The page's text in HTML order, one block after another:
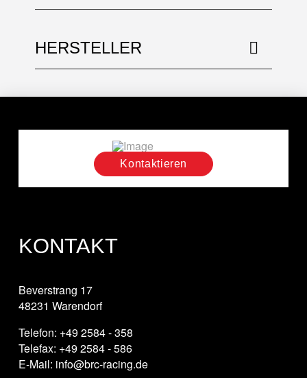
HERSTELLER
Kontaktieren
KONTAKT
Beverstrang 17
48231 Warendorf
Telefon: +49 2584 - 358
Telefax: +49 2584 - 586
E-Mail: info@brc-racing.de